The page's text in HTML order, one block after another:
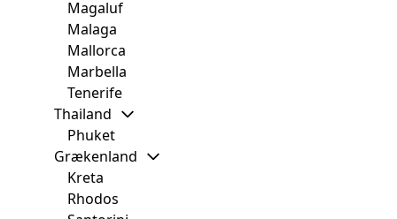
Magaluf
Malaga
Mallorca
Marbella
Tenerife
Thailand
Phuket
Grækenland
Kreta
Rhodos